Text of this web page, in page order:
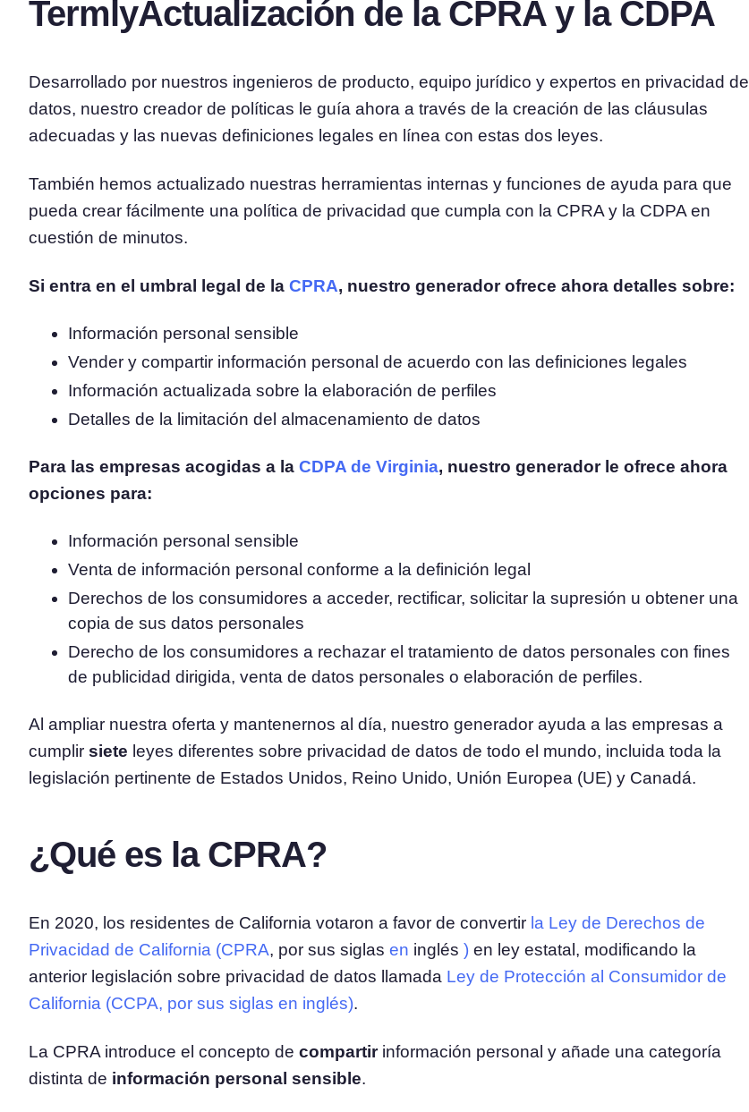
TermlyActualización de la CPRA y la CDPA
Desarrollado por nuestros ingenieros de producto, equipo jurídico y expertos en privacidad de
datos, nuestro creador de políticas le guía ahora a través de la creación de las cláusulas
adecuadas y las nuevas definiciones legales en línea con estas dos leyes.
También hemos actualizado nuestras herramientas internas y funciones de ayuda para que
pueda crear fácilmente una política de privacidad que cumpla con la CPRA y la CDPA en
cuestión de minutos.
Si entra en el umbral legal de la CPRA, nuestro generador ofrece ahora detalles sobre:
Información personal sensible
Vender y compartir información personal de acuerdo con las definiciones legales
Información actualizada sobre la elaboración de perfiles
Detalles de la limitación del almacenamiento de datos
Para las empresas acogidas a la CDPA de Virginia, nuestro generador le ofrece ahora
opciones para:
Información personal sensible
Venta de información personal conforme a la definición legal
Derechos de los consumidores a acceder, rectificar, solicitar la supresión u obtener una
copia de sus datos personales
Derecho de los consumidores a rechazar el tratamiento de datos personales con fines
de publicidad dirigida, venta de datos personales o elaboración de perfiles.
Al ampliar nuestra oferta y mantenernos al día, nuestro generador ayuda a las empresas a
cumplir siete leyes diferentes sobre privacidad de datos de todo el mundo, incluida toda la
legislación pertinente de Estados Unidos, Reino Unido, Unión Europea (UE) y Canadá.
¿Qué es la CPRA?
En 2020, los residentes de California votaron a favor de convertir la Ley de Derechos de
Privacidad de California (CPRA, por sus siglas en inglés ) en ley estatal, modificando la
anterior legislación sobre privacidad de datos llamada Ley de Protección al Consumidor de
California (CCPA, por sus siglas en inglés).
La CPRA introduce el concepto de compartirinformación personal y añade una categoría
distinta de información personal sensible.